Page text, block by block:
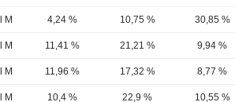
M 4,24 % 10,75 % 30,85 %
M 11,41 % 21,21 % 9,94 %
M 11,96 % 17,32 % 8,77 %
M 10,4 % 22,9 % 10,55 %